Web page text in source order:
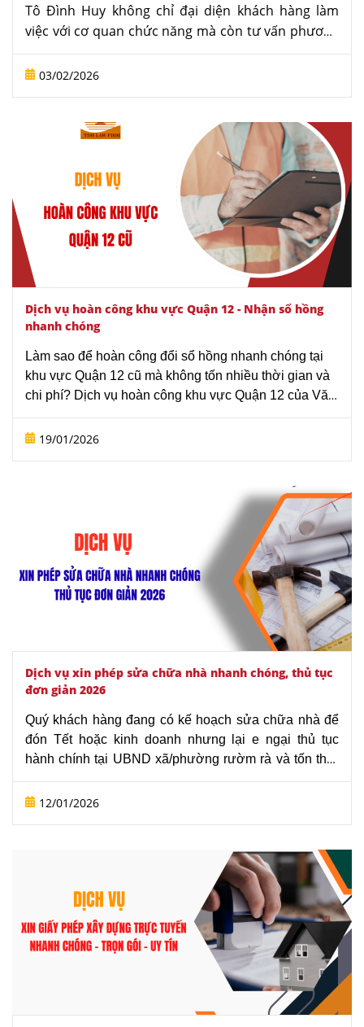
Tô Đình Huy không chỉ đại diện khách hàng làm
việc với cơ quan chức năng mà còn tư vấn phương
án xử lý hiện trạng tối ưu nhất, đảm bảo đúng quy
định pháp luật.
03/02/2026
Dịch vụ hoàn công khu vực Quận 12 - Nhận sổ hồng
nhanh chóng
Làm sao để hoàn công đổi sổ hồng nhanh chóng tại
khu vực Quận 12 cũ mà không tốn nhiều thời gian và
chi phí? Dịch vụ hoàn công khu vực Quận 12 của Văn
phòng luật sư Tô Đình Huy chuyên xử lý hồ sơ hoàn
công, cam kết “Nhận sổ hồng nhanh chóng”.
19/01/2026
Dịch vụ xin phép sửa chữa nhà nhanh chóng, thủ tục
đơn giản 2026
Quý khách hàng đang có kế hoạch sửa chữa nhà để
đón Tết hoặc kinh doanh nhưng lại e ngại thủ tục
hành chính tại UBND xã/phường rườm rà và tốn thời
gian? Với dịch vụ xin phép sửa chữa nhà trọn gói năm
2026, Văn phòng luật sư Tô Đình Huy sẽ thay mặt
12/01/2026